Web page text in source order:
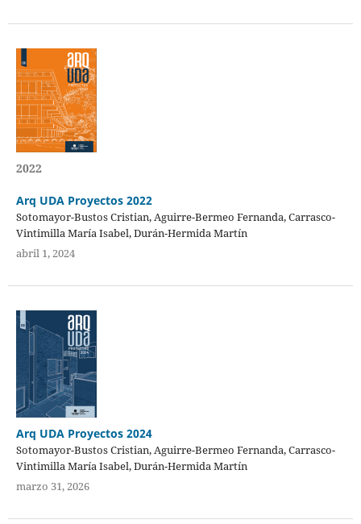
2022
Arq UDA Proyectos 2022
Sotomayor-Bustos Cristian, Aguirre-Bermeo Fernanda, Carrasco-
Vintimilla María Isabel, Durán-Hermida Martín
abril 1, 2024
Arq UDA Proyectos 2024
Sotomayor-Bustos Cristian, Aguirre-Bermeo Fernanda, Carrasco-
Vintimilla María Isabel, Durán-Hermida Martín
marzo 31, 2026